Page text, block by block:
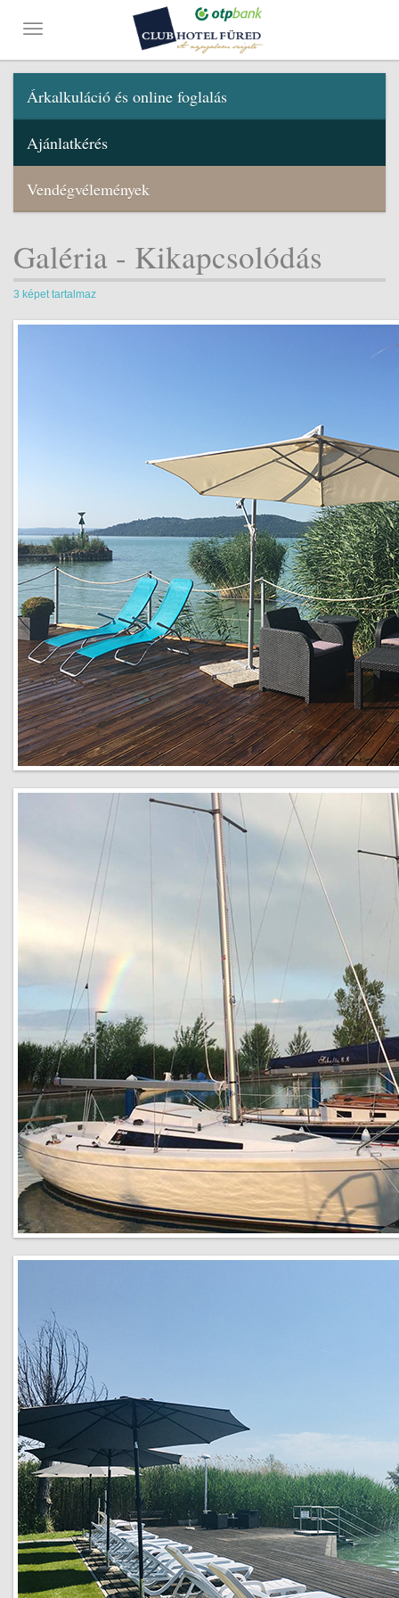
Árkalkuláció és online foglalás
Ajánlatkérés
Vendégvélemények
Galéria - Kikapcsolódás
3 képet tartalmaz